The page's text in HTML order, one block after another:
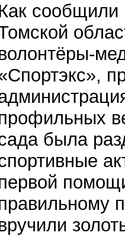
сообщили
была